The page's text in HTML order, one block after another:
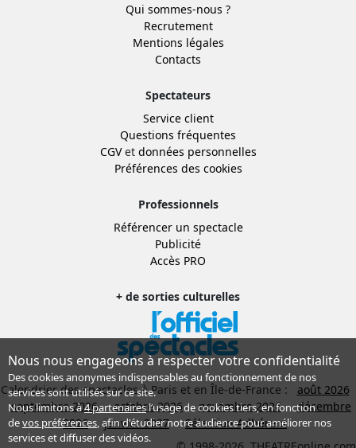
Qui sommes-nous ?
Recrutement
Mentions légales
Contacts
Spectateurs
Service client
Questions fréquentes
CGVet données personnelles
Préférences des cookies
Professionnels
Référencer un spectacle
Publicité
Accès PRO
+ de sorties culturelles
Calendrier des spectacles à Paris et en Île-de-France :
août 2026
septembre 2026
octobre 2026 novembre 2026
décembre
2026
janvier 2027
Sélection Adhérent
Nous nous engageons à respecter votre confidentialité
Des cookies anonymes indispensables au fonctionnement de nos
services sont utilisés sur ce site.
Nous limitons à4 partenairesl’usage de cookies tiers, en fonction
devos préférences, afin d'étudier notre audience pour améliorer nos
services et diffuser des vidéos.